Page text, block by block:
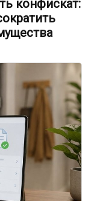
конфискат: